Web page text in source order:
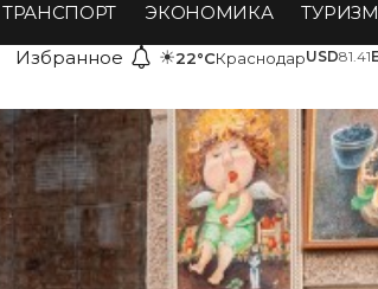
ТРАНСПОРТ ЭКОНОМИКА ТУРИЗМ
Избранное ☀22°CКраснодарUSD81.41